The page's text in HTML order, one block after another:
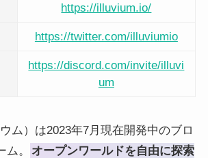
https://illuvium.io/
https://twitter.com/illuviumio
https://discord.com/invite/illuvi
um
ム）は2023年7月現在開発中のブロ
。
オープンワールドを自由に探索